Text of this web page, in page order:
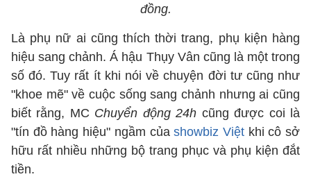
đồng.
Là phụ nữ ai cũng thích thời trang, phụ kiện hàng
hiệu sang chảnh. Á hậu Thụy Vân cũng là một trong
số đó. Tuy rất ít khi nói về chuyện đời tư cũng như
"khoe mẽ" về cuộc sống sang chảnh nhưng ai cũng
biết rằng, MC Chuyển động 24h cũng được coi là
"tín đồ hàng hiệu" ngầm củashowbiz Việtkhi cô sở
hữu rất nhiều những bộ trang phục và phụ kiện đắt
tiền.